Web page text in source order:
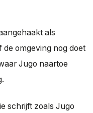
als
omgeving nog doet
Jugo naartoe
schrijft zoals Jugo